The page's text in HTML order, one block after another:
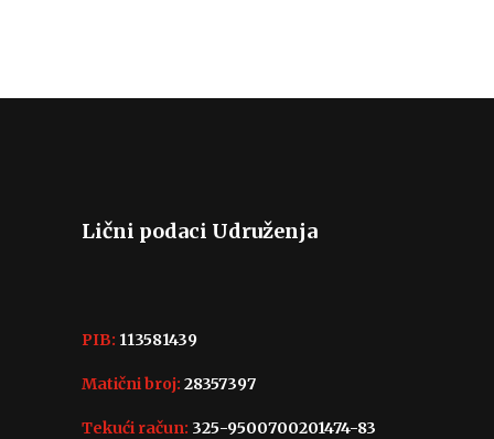
Lični podaci Udruženja
PIB: 113581439
Matični broj: 28357397
Tekući račun: 325-9500700201474-83